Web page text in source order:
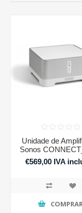
Unidade de
Sonos
€569,00 IVA